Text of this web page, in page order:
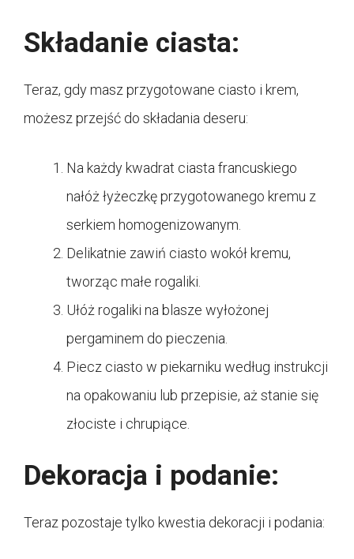
Składanie ciasta:
Teraz, gdy masz przygotowane ciasto i krem,
możesz przejść do składania deseru:
Na każdy kwadrat ciasta francuskiego
nałóż łyżeczkę przygotowanego kremu z
serkiem homogenizowanym.
Delikatnie zawiń ciasto wokół kremu,
tworząc małe rogaliki.
Ułóż rogaliki na blasze wyłożonej
pergaminem do pieczenia.
Piecz ciasto w piekarniku według instrukcji
na opakowaniu lub przepisie, aż stanie się
złociste i chrupiące.
Dekoracja i podanie:
Teraz pozostaje tylko kwestia dekoracji i podania: